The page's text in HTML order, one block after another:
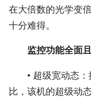
在大倍数的光学变
十分难得。
监控功能全面
• 超级宽动态：
比，该机的超级动